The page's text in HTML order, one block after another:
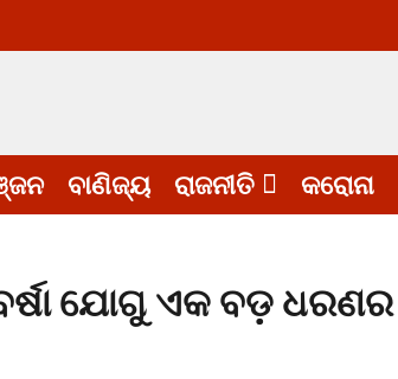
ବାଣିଜ୍ୟ ରାଜନୀତି କରୋନା
ଯୋଗୁ ଏକ ବଡ଼ ଧରଣର